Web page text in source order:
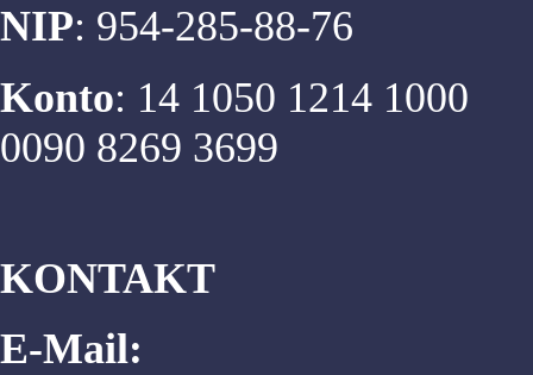
NIP: 954-285-88-76
Konto: 14 1050 1214 1000
0090 8269 3699
KONTAKT
E-Mail: